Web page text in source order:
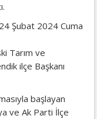
Şubat 2024 Cuma
Tarım ve
ilçe Başkanı
başlayan
ve Ak Parti İlçe